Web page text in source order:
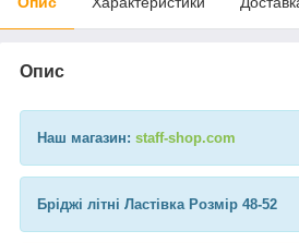
Опис
Наш магазин: staff-shop.com
Бріджі літні Ластівка Розмір 48-52